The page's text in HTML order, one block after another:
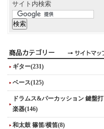
サイト内検索
ギター(231)
ベース(125)
ドラムス&パーカッション 鍵盤打
楽器(146)
和太鼓 篠笛/横笛(8)